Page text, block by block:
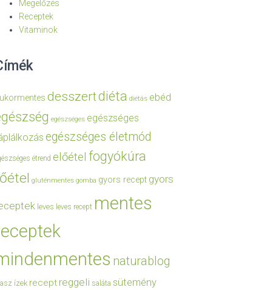
Megelőzés
Receptek
Vitaminok
desszertdiéta diétás ebéd
egészséges egészséges
egészséges életmód
étrend előétel fogyókúra
gluténmentes gomba gyors recept gyors
leves leves recept mentes
naturablog
ízek recept reggeli saláta sütemény